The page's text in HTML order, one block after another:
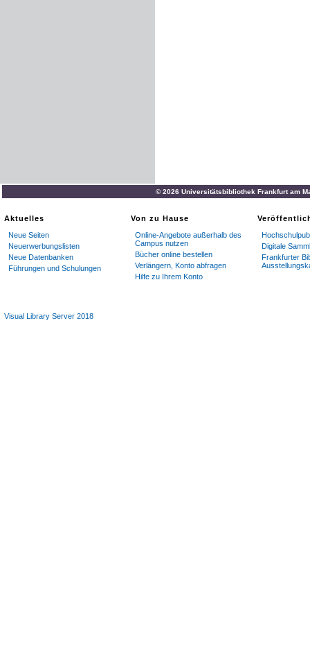
© 2026 Universitätsbibliothek Frankfurt am
Aktuelles
Neue Seiten
Neuerwerbungslisten
Neue Datenbanken
Führungen und Schulungen
Von zu Hause
Online-Angebote außerhalb des
Campus nutzen
Bücher online bestellen
Verlängern, Konto abfragen
Hilfe zu Ihrem Konto
Digitale
Frankfurter
Visual Library Server 2018